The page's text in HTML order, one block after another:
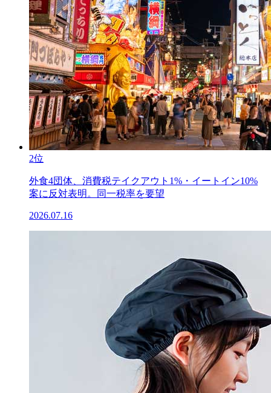
2位
外食4団体、消費税テイクアウト1%・イートイン10%
案に反対表明。同一税率を要望
2026.07.16